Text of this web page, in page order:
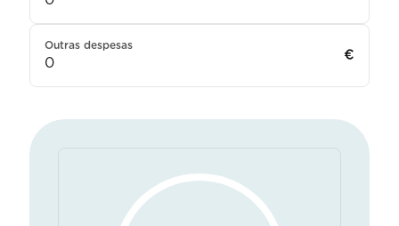
Outras despesas
€